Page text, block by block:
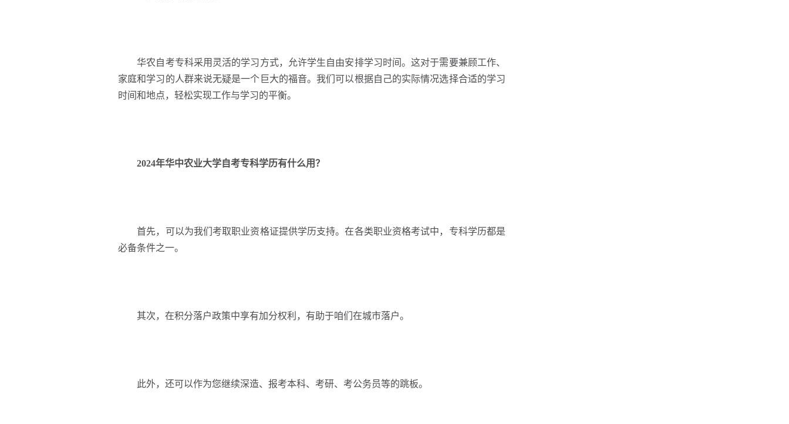
华农自考专科采用灵活的学习方式，允许学生自由安排学习时间。这对于需要兼顾工作、
家庭和学习的人群来说无疑是一个巨大的福音。我们可以根据自己的实际情况选择合适的学习
时间和地点，轻松实现工作与学习的平衡。
2024年华中农业大学自考专科学历有什么用？
首先，可以为我们考取职业资格证提供学历支持。在各类职业资格考试中，专科学历都是
必备条件之一。
其次，在积分落户政策中享有加分权利，有助于咱们在城市落户。
此外，还可以作为您继续深造、报考本科、考研、考公务员等的跳板。